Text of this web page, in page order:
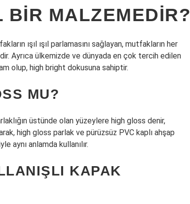
BIR MALZEMEDIR?
ışıl ışıl parlamasını sağlayan, mutfakların her
Ayrıca ülkemizde ve dünyada en çok tercih edilen
olup, high bright dokusuna sahiptir.
MU?
üstünde olan yüzeylere high gloss denir,
high gloss parlak ve pürüzsüz PVC kaplı ahşap
aynı anlamda kullanılır.
KAPAK